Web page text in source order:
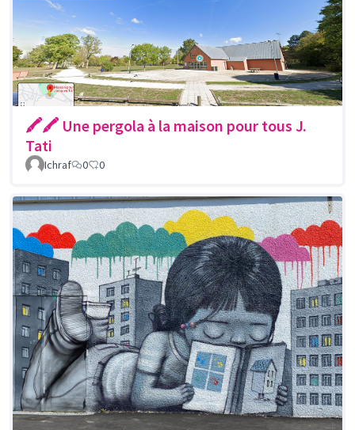
🖍🖍 Une pergola à la maison pour tous J.
Tati
Ichraf 0 0